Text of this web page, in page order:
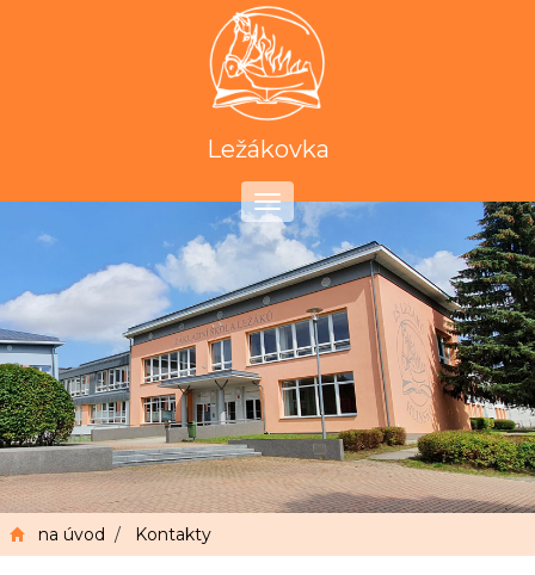
Ležákovka
Toggle
navigation
na úvod / Kontakty